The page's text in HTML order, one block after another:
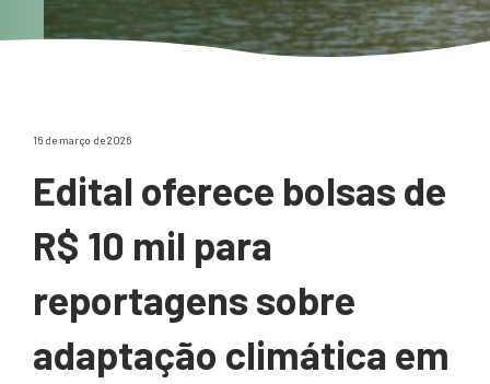
16 de março de 2026
Edital oferece bolsas de
R$ 10 mil para
reportagens sobre
adaptação climática em